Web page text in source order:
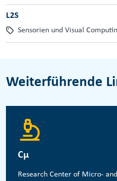
L2S
Sensorien und Visual
Weiterführende
Cμ
Research Center of Micro-